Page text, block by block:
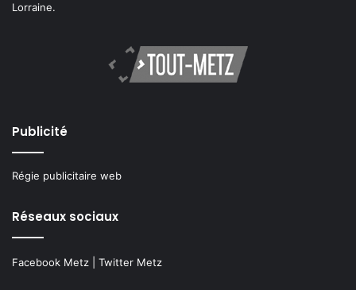
Lorraine.
Publicité
Régie publicitaire web
Réseaux sociaux
Facebook Metz Twitter Metz